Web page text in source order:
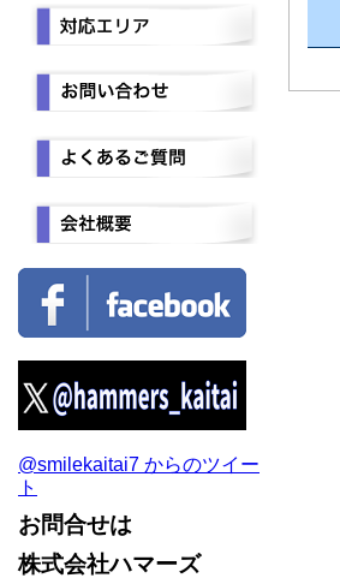
@smilekaitai7 からのツイー
ト
お問合せは
株式会社ハマーズ